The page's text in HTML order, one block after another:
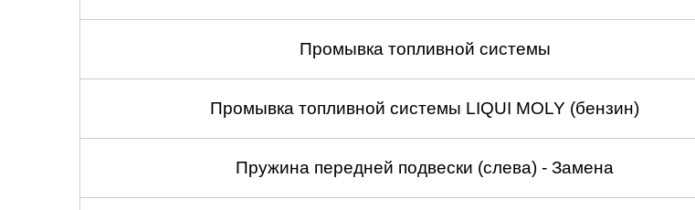
Промывка топливной системы
Промывка топливной системы LIQUI MOLY (бензин)
Пружина передней подвески (слева) - Замена